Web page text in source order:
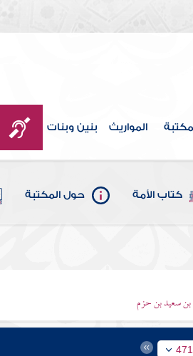
المواريث بنين وبنات
كتاب الأمة حول المكتبة
بن سعيد بن حزم
471